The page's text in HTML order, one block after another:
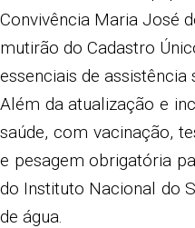
Convivência Maria José
mutirão do Cadastro
essenciais de
Além da atualização e
saúde, com vacinação,
e pesagem obrigatória
do Instituto Nacional do
de água.